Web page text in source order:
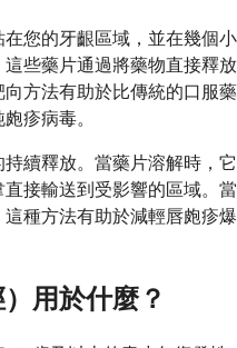
您的牙齦區域，並在幾個小
些藥片通過將藥物直接釋放
方法有助於比傳統的口服藥
疹病毒。
續釋放。當藥片溶解時，它
接輸送到受影響的區域。當
種方法有助於減輕唇皰疹爆
用於什麼？